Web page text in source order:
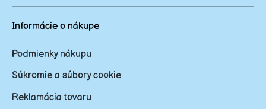
Informácie o nákupe
Podmienky nákupu
Súkromie a súbory cookie
Reklamácia tovaru